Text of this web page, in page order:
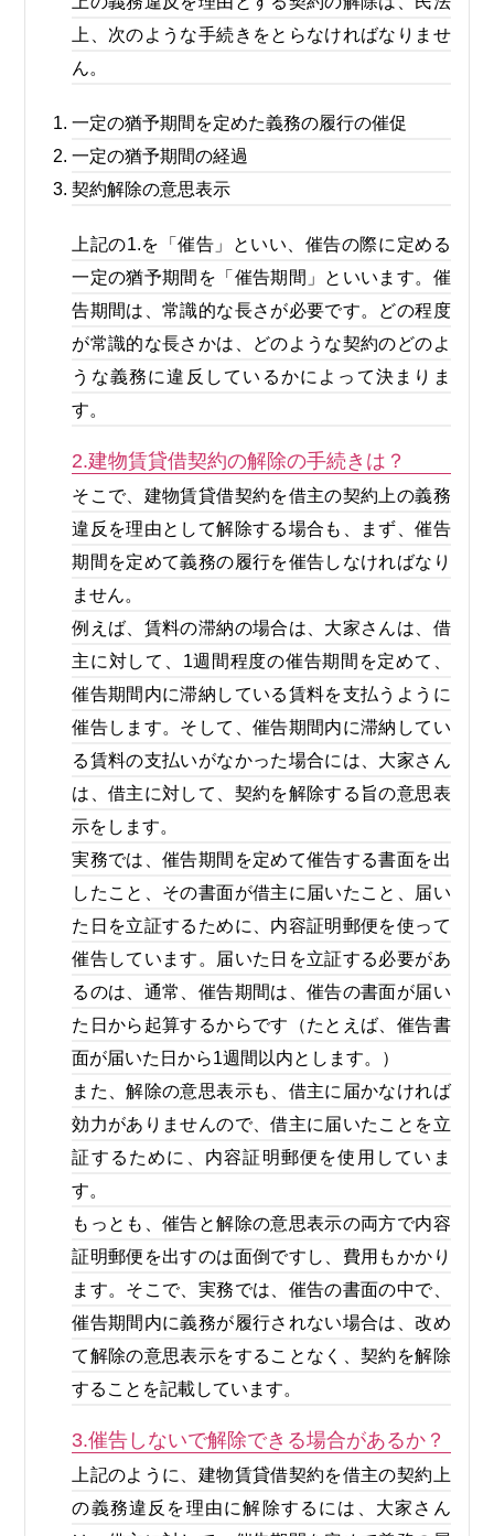
上、次のような手続きをとらなければなりませ
ん。
一定の猶予期間を定めた義務の履行の催促
一定の猶予期間の経過
契約解除の意思表示
上記の1.を「催告」といい、催告の際に定める
一定の猶予期間を「催告期間」といいます。催
告期間は、常識的な長さが必要です。どの程度
が常識的な長さかは、どのような契約のどのよ
うな義務に違反しているかによって決まりま
す。
2.建物賃貸借契約の解除の手続きは？
そこで、建物賃貸借契約を借主の契約上の義務
違反を理由として解除する場合も、まず、催告
期間を定めて義務の履行を催告しなければなり
ません。
例えば、賃料の滞納の場合は、大家さんは、借
主に対して、1週間程度の催告期間を定めて、
催告期間内に滞納している賃料を支払うように
催告します。そして、催告期間内に滞納してい
る賃料の支払いがなかった場合には、大家さん
は、借主に対して、契約を解除する旨の意思表
示をします。
実務では、催告期間を定めて催告する書面を出
したこと、その書面が借主に届いたこと、届い
た日を立証するために、内容証明郵便を使って
催告しています。届いた日を立証する必要があ
るのは、通常、催告期間は、催告の書面が届い
た日から起算するからです（たとえば、催告書
面が届いた日から1週間以内とします。）
また、解除の意思表示も、借主に届かなければ
効力がありませんので、借主に届いたことを立
証するために、内容証明郵便を使用していま
す。
もっとも、催告と解除の意思表示の両方で内容
証明郵便を出すのは面倒ですし、費用もかかり
ます。そこで、実務では、催告の書面の中で、
催告期間内に義務が履行されない場合は、改め
て解除の意思表示をすることなく、契約を解除
することを記載しています。
3.催告しないで解除できる場合があるか？
上記のように、建物賃貸借契約を借主の契約上
の義務違反を理由に解除するには、大家さん